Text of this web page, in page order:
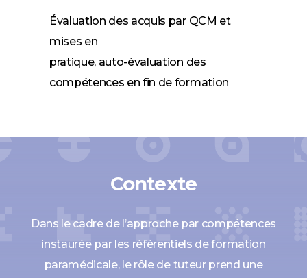
Évaluation des acquis par QCM et
mises en
pratique, auto-évaluation des
compétences en fin de formation
Contexte
Dans le cadre de l’approche par compétences
instaurée par les référentiels de formation
paramédicale, le rôle de tuteur prend une